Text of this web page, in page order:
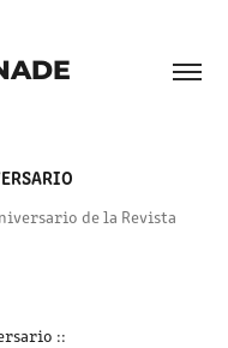
de la Revista
::